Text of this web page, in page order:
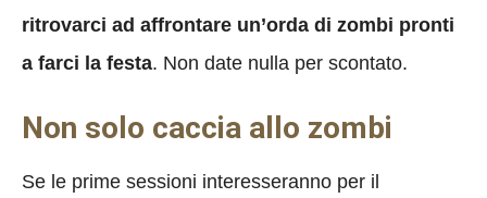
ritrovarci ad affrontare un’orda di zombi pronti
a farci la festa. Non date nulla per scontato.
Non solo caccia allo zombi
Se le prime sessioni interesseranno per il